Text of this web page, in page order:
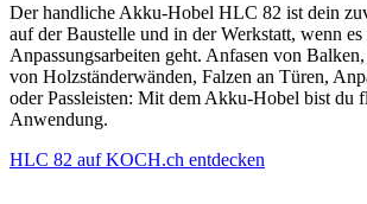
Der handliche Akku-Hobel HLC 82 ist dein
auf der Baustelle und in der Werkstatt, wenn
Anpassungsarbeiten geht. Anfasen von
von Holzständerwänden, Falzen an Türen,
oder Passleisten: Mit dem Akku-Hobel bist du
Anwendung.
HLC 82 auf KOCH.ch entdecken